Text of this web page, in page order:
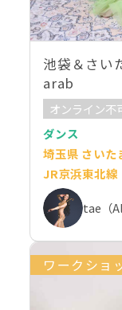
池袋＆さい
arab
オンライン不
ダンス
埼玉県 さいた
JR京浜東北線
tae（
ワークショ